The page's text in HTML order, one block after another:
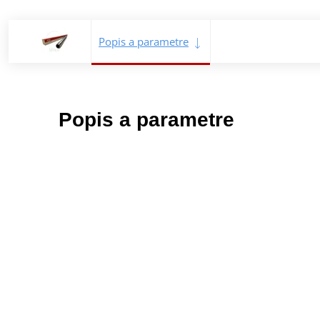
Popis a parametre
Popis a parametre